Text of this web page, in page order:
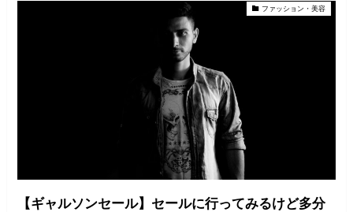
ファッション・美容
【ギャルソンセール】セールに行ってみるけど多分